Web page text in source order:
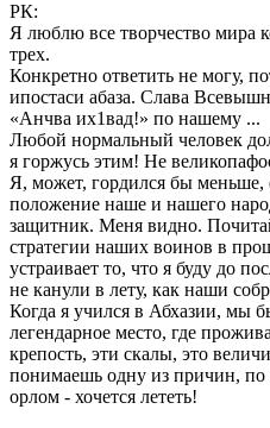
РК:
Я люблю все творчество мира
трех.
Конкретно ответить не могу,
ипостаси абаза. Слава
«Анчва их1вад!» по нашему ...
Любой нормальный человек
я горжусь этим! Не
Я, может, гордился бы меньше,
положение наше и нашего
защитник. Меня видно.
стратегии наших воинов в
устраивает то, что я буду до
не канули в лету, как наши
Когда я учился в Абхазии, мы
легендарное место, где
крепость, эти скалы, это
понимаешь одну из причин, по
орлом - хочется лететь!